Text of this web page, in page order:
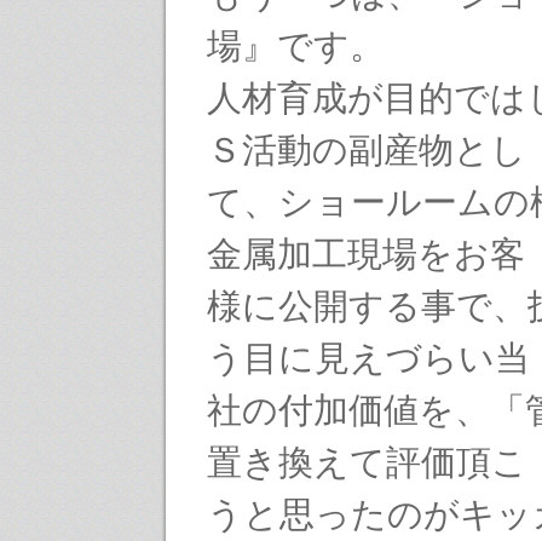
場』です。
人材育成が目的では
Ｓ活動の副産物とし
て、ショールームの
金属加工現場をお客
様に公開する事で、
う目に見えづらい当
社の付加価値を、「
置き換えて評価頂こ
うと思ったのがキ